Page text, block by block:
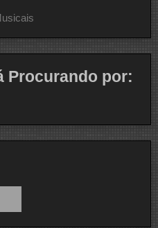
Procurando por: